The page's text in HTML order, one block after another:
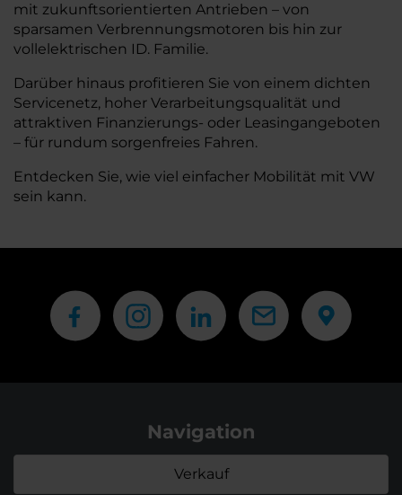
mit zukunftsorientierten Antrieben – von
sparsamen Verbrennungsmotoren bis hin zur
vollelektrischen ID. Familie.
Darüber hinaus profitieren Sie von einem dichten
Servicenetz, hoher Verarbeitungsqualität und
attraktiven Finanzierungs- oder Leasingangeboten
– für rundum sorgenfreies Fahren.
Entdecken Sie, wie viel einfacher Mobilität mit VW
sein kann.
Navigation
Verkauf